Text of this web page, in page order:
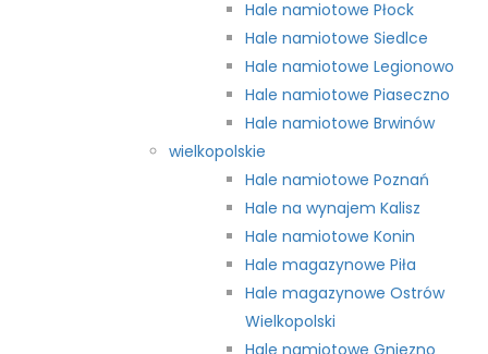
Hale namiotowe Płock
Hale namiotowe Siedlce
Hale namiotowe Legionowo
Hale namiotowe Piaseczno
Hale namiotowe Brwinów
wielkopolskie
Hale namiotowe Poznań
Hale na wynajem Kalisz
Hale namiotowe Konin
Hale magazynowe Piła
Hale magazynowe Ostrów
Wielkopolski
Hale namiotowe Gniezno